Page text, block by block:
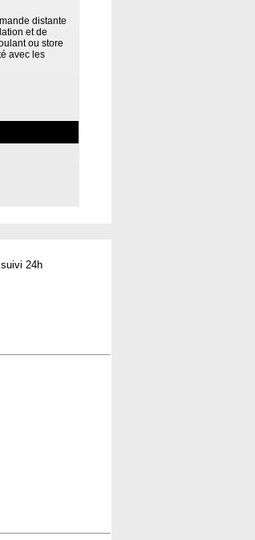
distante
et de
ou store
avec les
24h